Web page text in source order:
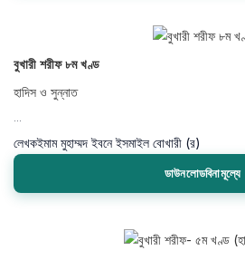
বুখারী শরীফ ৮ম খণ্ড
হাদিস ও সুন্নাত
লেখকইমাম মুহাম্মদ ইবনে ইসমাইল বোখারী (র)
ডাউনলোডবিনামূল্যে